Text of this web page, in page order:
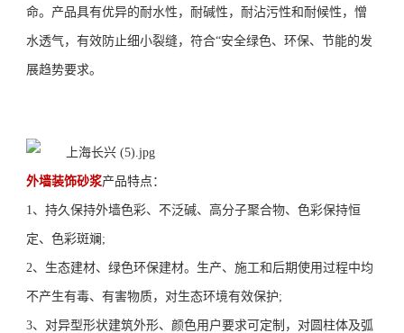
命。产品具有优异的耐水性，耐碱性，耐沾污性和耐候性，憎
水透气，有效防止细小裂缝， 符合“安全绿色、 环保、节能的发
展趋势要求。
外墙装饰砂浆产品特点：
1、持久保持外墙色彩、不泛碱、高分子聚合物、色彩保持恒
定、色彩斑斓;
2、生态建材、绿色环保建材。生产、施工和后期使用过程中均
不产生有毒、有害物质，对生态环境有效保护;
3、对异型形状建筑外形、颜色用户要求可定制，对圆柱体及弧